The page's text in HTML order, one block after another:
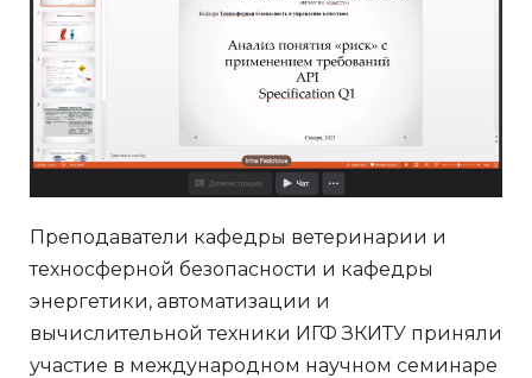
Преподаватели кафедры ветеринарии и
техносферной безопасности и кафедры
энергетики, автоматизации и
вычислительной техники ИГФ ЗКИТУ приняли
участие в международном научном семинаре